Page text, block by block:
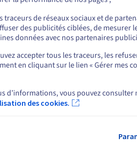
pour assurer des performances
des alertes instantanées et des
pour gérer votre infrastructure
également choisir le bon logiciel et
ou
sur le site actuel
un autre site web
traceurs de réseaux sociaux et de
des publicités ciblées, de mesurer
données avec nos partenaires
accepter tous les traceurs, les
en cliquant sur le lien « Gérer mes
d’informations, vous pouvez consulter
des cookies.